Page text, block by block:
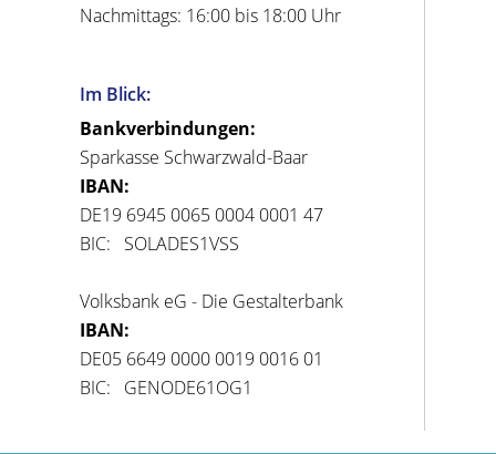
Nachmittags: 16:00 bis 18:00 Uhr
Im Blick:
Bankverbindungen:
Sparkasse Schwarzwald-Baar
IBAN:
DE19 6945 0065 0004 0001 47
BIC: SOLADES1VSS
Volksbank eG - Die Gestalterbank
IBAN:
DE05 6649 0000 0019 0016 01
BIC: GENODE61OG1